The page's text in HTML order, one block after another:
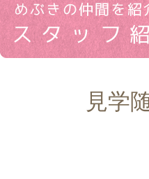
見学